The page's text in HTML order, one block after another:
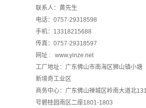
联系人：黄先生
电话：0757-29318598
手机：13318215688
传真：0757-29318597
网址 : www.yinze.net
工厂地址：广东佛山市南海区狮山镇小塘
新境奇工业区
商务中心：广东佛山禅城区岭南大道北131
号碧桂园南区二座1801-1803